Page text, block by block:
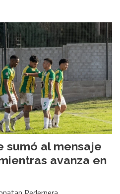
sumó al mensaje
avanza en